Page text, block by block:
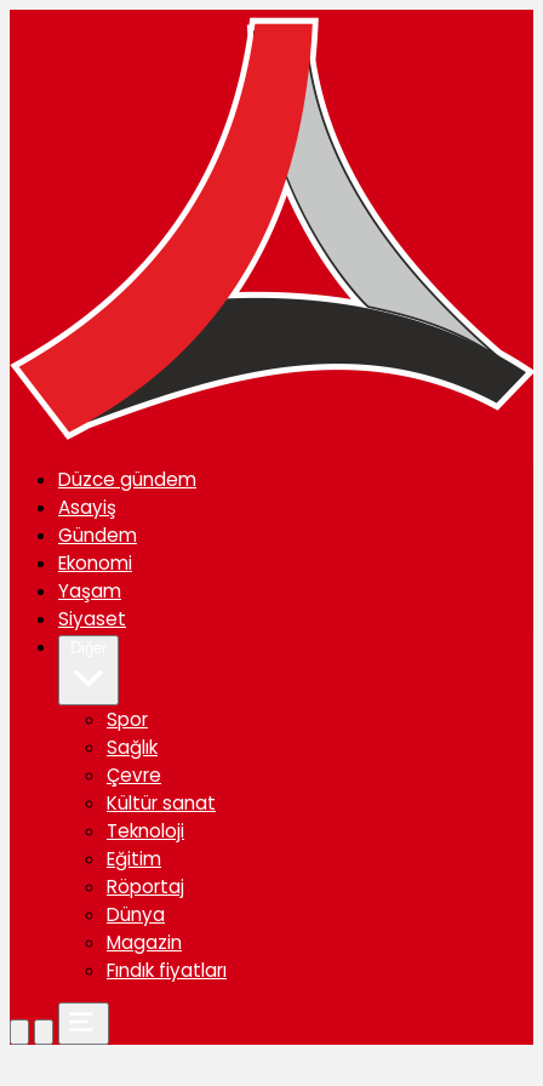
Düzce gündem
Asayiş
Gündem
Ekonomi
Yaşam
Siyaset
Spor
Sağlık
Çevre
Kültür sanat
Teknoloji
Eğitim
Röportaj
Dünya
Magazin
Fındık fiyatları